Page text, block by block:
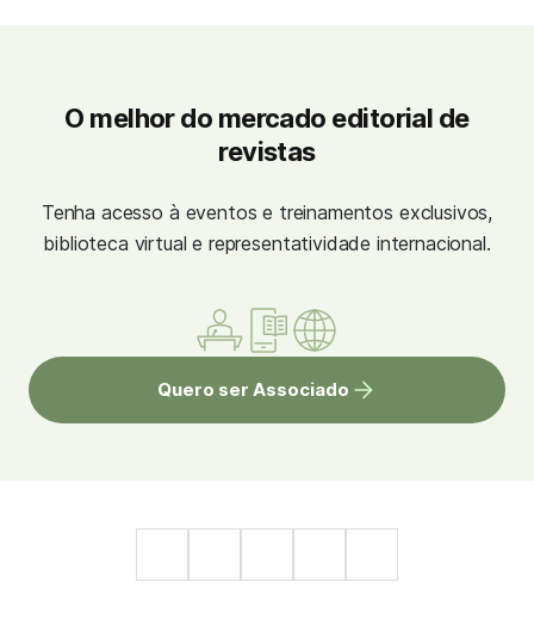
O melhor do mercado editorial de
revistas
Tenha acesso à eventos e treinamentos exclusivos,
biblioteca virtual e representatividade internacional.
Quero ser Associado